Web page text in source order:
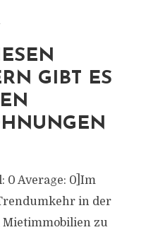
GIBT ES
0 Average: 0]Im
in der
Mietimmobilien zu